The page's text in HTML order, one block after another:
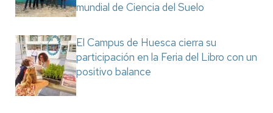
mundial de Ciencia del Suelo
El Campus de Huesca cierra su
participación en la Feria del Libro con un
positivo balance